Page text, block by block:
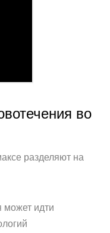
во
разделяют на
может идти